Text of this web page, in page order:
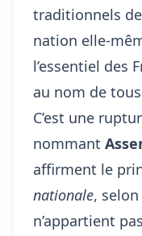
traditionnels de
nation elle-
l’essentiel des
au nom de
C’est une
nommant
affirment le
nationale,
n’appartient